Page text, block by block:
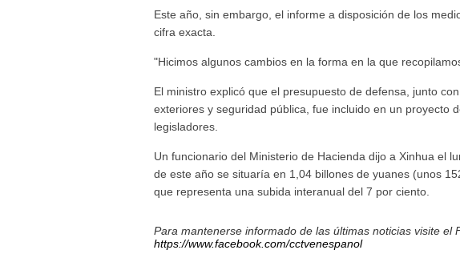
Este año, sin embargo, el informe a disposición de los
cifra exacta.
"Hicimos algunos cambios en la forma en la que
El ministro explicó que el presupuesto de defensa, junto
exteriores y seguridad pública, fue incluido en un proyecto
legisladores.
Un funcionario del Ministerio de Hacienda dijo a Xinhua el
de este año se situaría en 1,04 billones de yuanes (unos
que representa una subida interanual del 7 por ciento.
Para mantenerse informado de las últimas noticias visite el
https://www.facebook.com/cctvenespanol